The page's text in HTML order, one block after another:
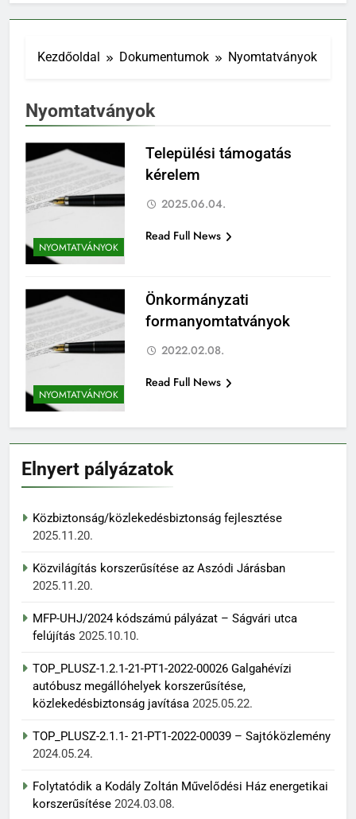
Kezdőoldal Dokumentumok Nyomtatványok
Nyomtatványok
NYOMTATVÁNYOK
Települési támogatás
kérelem
2025.06.04.
Read Full News
NYOMTATVÁNYOK
Önkormányzati
formanyomtatványok
2022.02.08.
Read Full News
Elnyert pályázatok
Közbiztonság/közlekedésbiztonság fejlesztése
2025.11.20.
Közvilágítás korszerűsítése az Aszódi Járásban
2025.11.20.
MFP-UHJ/2024 kódszámú pályázat – Ságvári utca
felújítás 2025.10.10.
TOP_PLUSZ-1.2.1-21-PT1-2022-00026 Galgahévízi
autóbusz megállóhelyek korszerűsítése,
közlekedésbiztonság javítása 2025.05.22.
TOP_PLUSZ-2.1.1- 21-PT1-2022-00039 – Sajtóközlemény
2024.05.24.
Folytatódik a Kodály Zoltán Művelődési Ház energetikai
korszerűsítése 2024.03.08.